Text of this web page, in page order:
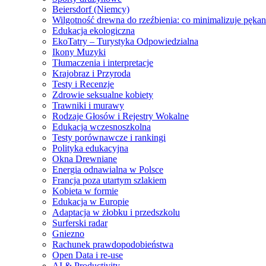
Beiersdorf (Niemcy)
Wilgotność drewna do rzeźbienia: co minimalizuje
Edukacja ekologiczna
EkoTatry – Turystyka Odpowiedzialna
Ikony Muzyki
Tłumaczenia i interpretacje
Krajobraz i Przyroda
Testy i Recenzje
Zdrowie seksualne kobiety
Trawniki i murawy
Rodzaje Głosów i Rejestry Wokalne
Edukacja wczesnoszkolna
Testy porównawcze i rankingi
Polityka edukacyjna
Okna Drewniane
Energia odnawialna w Polsce
Francja poza utartym szlakiem
Kobieta w formie
Edukacja w Europie
Adaptacja w żłobku i przedszkolu
Surferski radar
Gniezno
Rachunek prawdopodobieństwa
Open Data i re-use